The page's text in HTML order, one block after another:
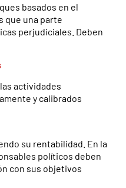
basados en el
que una parte
perjudiciales. Deben
actividades
y calibrados
su rentabilidad. En la
políticos deben
con sus objetivos